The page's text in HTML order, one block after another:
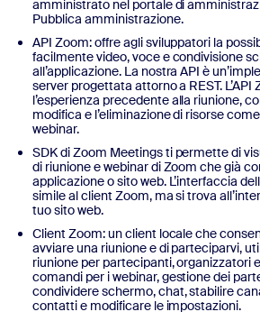
amministrato nel portale di
Pubblica amministrazione.
API Zoom: offre agli sviluppatori la
facilmente video, voce e condivisione
all’applicazione. La nostra API è
server progettata attorno a REST.
l’esperienza precedente alla riunione,
modifica e l’eliminazione di risorse
webinar.
SDK di Zoom Meetings ti permette di
di riunione e webinar di Zoom che già
applicazione o sito web. L’interfaccia
simile al client Zoom, ma si trova
tuo sito web.
Client Zoom: un client locale che
avviare una riunione e di parteciparvi,
riunione per partecipanti, organizzatori
comandi per i webinar, gestione dei
condividere schermo, chat, stabilire
contatti e modificare le impostazioni.